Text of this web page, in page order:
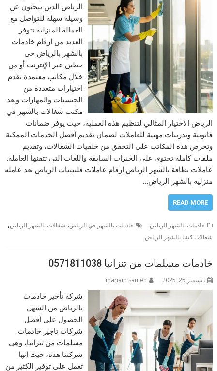
الرياض الذين يبحثون عن
وسيلة سهلة للتواصل مع
العمالة المنزلية تتوفر
العديد من ارقام خادمات
بالشهر بالرياض حى
حطين عبر الإنترنت أو من
خلال مكاتب معتمدة تقدم
اختيارات متعددة من
الجنسيات والمهارات ويعد
مكتب شغالات بالشهر في
الرياض الاختيار المثالي لتنظيم هذه العملية، حيث يوفر ضمانات
قانونية وتدريبات مهنية للعاملات لضمان تقديم أفضل الخدمات الممكنة
وتحرص هذه المكاتب على التحقق من خلفيات الشغالات، وتقديم
ملفات كاملة تحتوي على الخبرات السابقة واللغات التي تتقنها العاملة.
عاملات نظافة بالشهر الرياض ارقام عاملات فلبينيات الرياض تعد عامله
منزليه بالشهر الرياض…
READ MORE
خادمات بالشهر الرياض خادمات بالشهر في الرياض, شغالات بالشهر الرياض,
شغالات كينيا بالشهر الرياض
خادمات مسلمات من تنزانيا 0571811038
ديسمبر 25, 2025 mariam sameh
شركة تأجير خادمات
بالرياض من السهل
الحصول على أفضل
شركات تاجير خادمات
مسلمات من تنزانيا، وهي
شركتنا هذه، حيث إنها
تعمل على توفير الكثير من